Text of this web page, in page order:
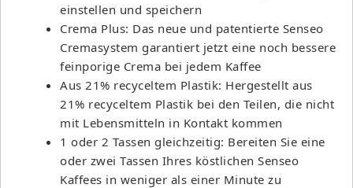
einstellen und speichern
Crema Plus: Das neue und patentierte Senseo
Cremasystem garantiert jetzt eine noch bessere
feinporige Crema bei jedem Kaffee
Aus 21% recyceltem Plastik: Hergestellt aus
21% recyceltem Plastik bei den Teilen, die nicht
mit Lebensmitteln in Kontakt kommen
1 oder 2 Tassen gleichzeitig: Bereiten Sie eine
oder zwei Tassen Ihres köstlichen Senseo
Kaffees in weniger als einer Minute zu